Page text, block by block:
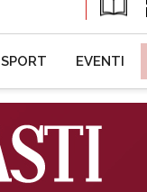
SPORT EVENTI